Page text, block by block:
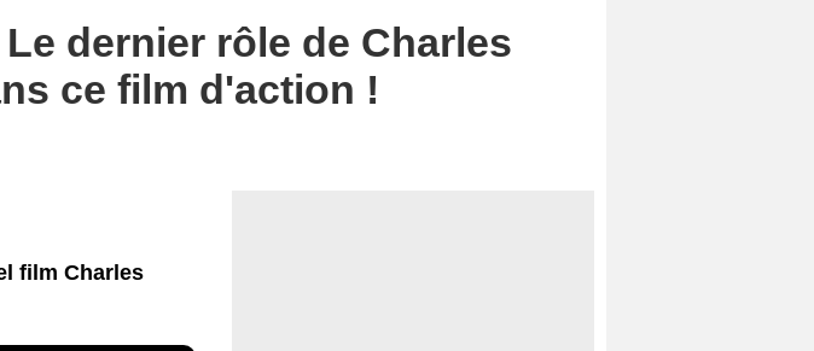
dernier rôle de Charles
ce film d'action !
film Charles